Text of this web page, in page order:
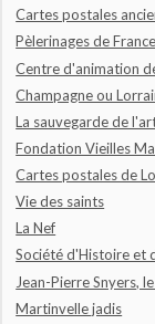
Cartes postales
Pèlerinages de France
Centre d'animation
Champagne ou
La sauvegarde de
Fondation Vieilles
Cartes postales de
Vie des saints
La Nef
Société d'Histoire et
Jean-Pierre Snyers,
Martinvelle jadis